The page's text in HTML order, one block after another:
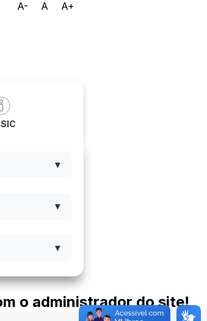
A- A A+
▼
▼
▼
o administrador do site!